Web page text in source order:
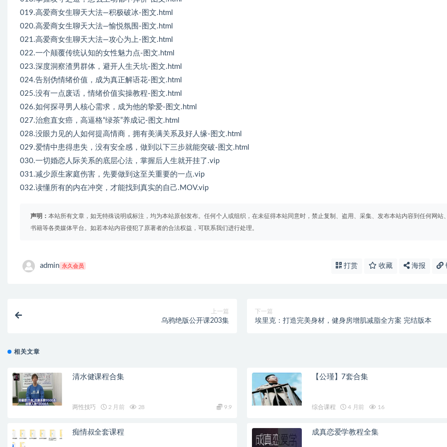
019.高爱商女生聊天大法—积极破冰-图文.html
020.高爱商女生聊天大法—愉悦氛围-图文.html
021.高爱商女生聊天大法—攻心为上-图文.html
022.一个颠覆传统认知的女性魅力点-图文.html
023.深度洞察渣男群体，避开人生天坑-图文.html
024.告别伪情绪价值，成为真正解语花-图文.html
025.没有一点废话，情绪价值实操教程-图文.html
026.如何探寻男人核心需求，成为他的挚爱-图文.html
027.治愈直女癌，高逼格“绿茶”养成记-图文.html
028.没眼力见的人如何提高情商，拥有美满关系及好人缘-图文.html
029.爱情中患得患失，没有安全感，做到以下三步就能突破-图文.html
030.一切婚恋人际关系的底层心法，掌握后人生就开挂了.vip
031.减少原生家庭伤害，先要做到这至关重要的一点.vip
032.读懂所有的内在冲突，才能找到真实的自己.MOV.vip
声明： 本站所有文章，如无特殊说明或标注，均为本站原创发布。任何个人或组织，在未征得本站同意时，禁止复制、盗用、采集、发布本站内容到任何网站
书籍等各类媒体平台。如若本站内容侵犯了原著者的合法权益，可联系我们进行处理。
admin 永久会员 打赏 收藏 海报
上一篇
乌鸦绝版公开课203集
下一篇
埃里克：打造完美身材，健身房增肌减脂全方案 完结版本
相关文章
清水健课程合集
两性技巧 2 月前 28 9.9
【公瑾】7套合集
综合课程 4 月前 16
痴情叔全套课程 成真恋爱学教程全集